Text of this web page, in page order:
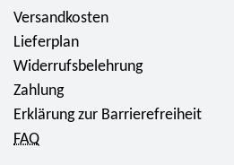
Versandkosten
Lieferplan
Widerrufsbelehrung
Zahlung
Erklärung zur Barrierefreiheit
FAQ